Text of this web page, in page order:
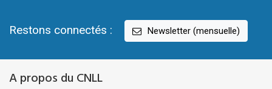
Restons connectés : Newsletter (mensuelle)
A propos du CNLL